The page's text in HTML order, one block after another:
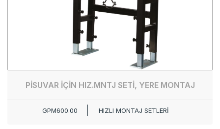
PİSUVAR İÇİN HIZ.MNTJ SETİ, YERE MONTAJ
GPM600.00 HIZLI MONTAJ SETLERİ